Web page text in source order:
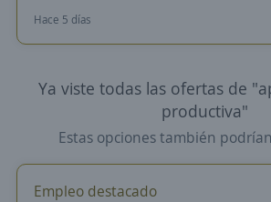
Hace 5 días
Ya viste todas las ofertas de
productiva"
Estas opciones también
Empleo destacado